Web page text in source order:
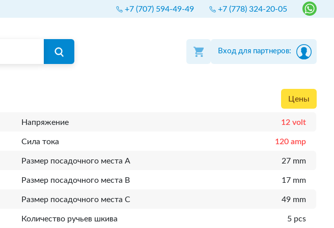
+7 (707) 594-49-49 +7 (778) 324-20-05
Вход для партнеров:
Цены
Напряжение 12 volt
Сила тока 120 amp
Размер посадочного места A 27 mm
Размер посадочного места B 17 mm
Размер посадочного места C 49 mm
Количество ручьев шкива 5 pcs